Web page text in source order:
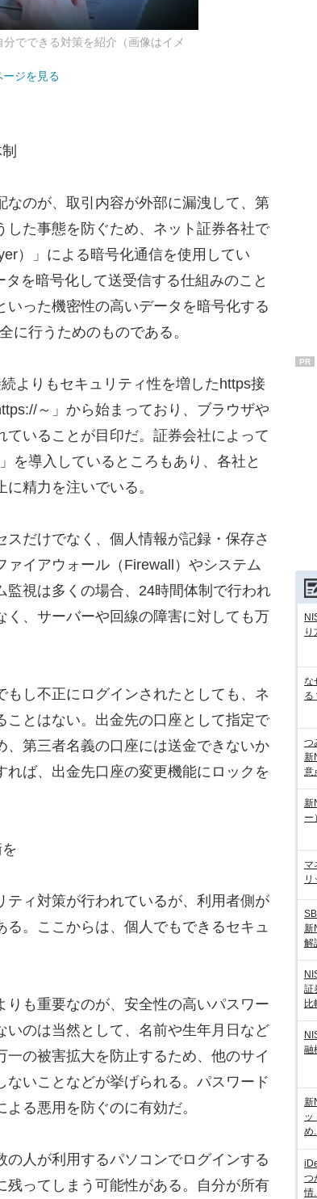
でできる対策を紹介（画像はイメ
ージを見る
のが、取引内容が外部に漏洩して、第
た事態を防ぐため、ネット証券各社で
）」による暗号化通信を使用してい
を暗号化して送受信する仕組みのこと
った機密性の高いデータを暗号化する
に行うためのものである。
よりもセキュリティ性を増したhttps接
～」から始まっており、ブラウザや
いることが目印だ。証券会社によって
を導入しているところもあり、各社と
精力を注いでいる。
だけでなく、個人情報が記録・保存さ
イアウォール（Firewall）やシステム
視は多くの場合、24時間体制で行われ
、サーバーや回線の障害に対しても万
し不正にログインされたとしても、ネ
ことはない。出金先の口座として指定で
第三者名義の口座には送金できないか
ば、出金先口座の変更機能にロックを
ィ対策が行われているが、利用者側が
。ここからは、個人でもできるセキュ
も重要なのが、安全性の高いパスワー
いのは当然として、名前や生年月日など
の被害拡大を防止するため、他のサイ
ないことなどが挙げられる。パスワード
る悪用を防ぐのに有効だ。
人が利用するパソコンでログインする
残ってしまう可能性がある。自分が所有
PR
り
な
る
つ
新
意
新
ー
マ
リ
新
解
証
比
融
新
ッ
め
つ
情